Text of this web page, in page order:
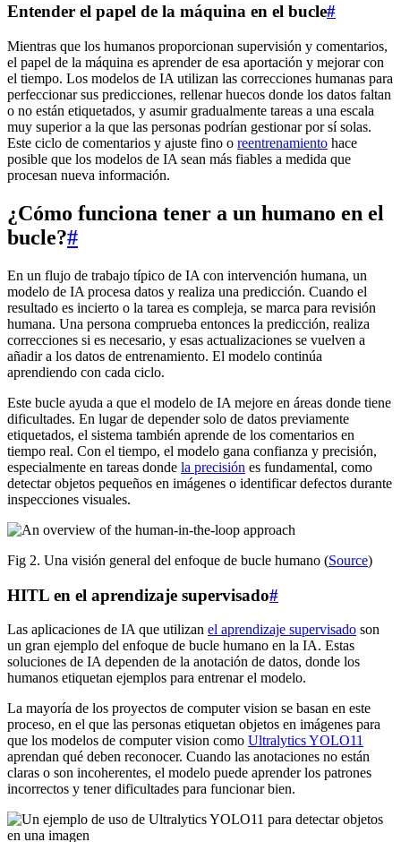
Entender el papel de la máquina en el bucle#
Mientras que los humanos proporcionan supervisión y comentarios,
el papel de la máquina es aprender de esa aportación y mejorar con
el tiempo. Los modelos de IA utilizan las correcciones humanas para
perfeccionar sus predicciones, rellenar huecos donde los datos faltan
o no están etiquetados, y asumir gradualmente tareas a una escala
muy superior a la que las personas podrían gestionar por sí solas.
Este ciclo de comentarios y ajuste fino o reentrenamiento hace
posible que los modelos de IA sean más fiables a medida que
procesan nueva información.
¿Cómo funciona tener a un humano en el
bucle?#
En un flujo de trabajo típico de IA con intervención humana, un
modelo de IA procesa datos y realiza una predicción. Cuando el
resultado es incierto o la tarea es compleja, se marca para revisión
humana. Una persona comprueba entonces la predicción, realiza
correcciones si es necesario, y esas actualizaciones se vuelven a
añadir a los datos de entrenamiento. El modelo continúa
aprendiendo con cada ciclo.
Este bucle ayuda a que el modelo de IA mejore en áreas donde tiene
dificultades. En lugar de depender solo de datos previamente
etiquetados, el sistema también aprende de los comentarios en
tiempo real. Con el tiempo, el modelo gana confianza y precisión,
especialmente en tareas donde la precisión es fundamental, como
detectar objetos pequeños en imágenes o identificar defectos durante
inspecciones visuales.
Fig 2. Una visión general del enfoque de bucle humano (Source)
HITL en el aprendizaje supervisado#
Las aplicaciones de IA que utilizan el aprendizaje supervisado son
un gran ejemplo del enfoque de bucle humano en la IA. Estas
soluciones de IA dependen de la anotación de datos, donde los
humanos etiquetan ejemplos para entrenar el modelo.
La mayoría de los proyectos de computer vision se basan en este
proceso, en el que las personas etiquetan objetos en imágenes para
que los modelos de computer vision como Ultralytics YOLO11
aprendan qué deben reconocer. Cuando las anotaciones no están
claras o son incoherentes, el modelo puede aprender los patrones
incorrectos y tener dificultades para funcionar bien.